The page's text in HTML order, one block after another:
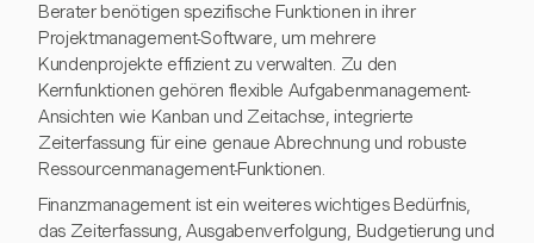
Berater benötigen spezifische Funktionen in ihrer
Projektmanagement-Software, um mehrere
Kundenprojekte effizient zu verwalten. Zu den
Kernfunktionen gehören flexible Aufgabenmanagement-
Ansichten wie Kanban und Zeitachse, integrierte
Zeiterfassung für eine genaue Abrechnung und robuste
Ressourcenmanagement-Funktionen.
Finanzmanagement ist ein weiteres wichtiges Bedürfnis,
das Zeiterfassung, Ausgabenverfolgung, Budgetierung und